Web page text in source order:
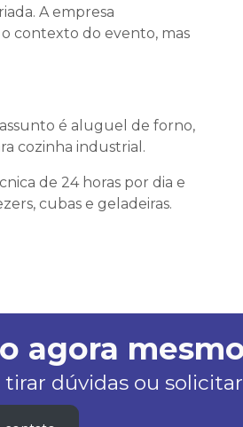
A empresa
contexto do evento, mas
é aluguel de forno,
cozinha industrial.
de 24 horas por dia e
cubas e geladeiras.
agora
dúvidas ou